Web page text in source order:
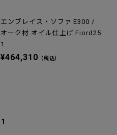
エンブレイス・ソファ E300 /
オーク材 オイル仕上げ Fiord25
1
¥464,310 （税込）
1